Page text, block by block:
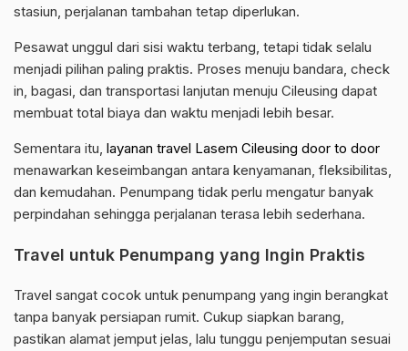
stasiun, perjalanan tambahan tetap diperlukan.
Pesawat unggul dari sisi waktu terbang, tetapi tidak selalu
menjadi pilihan paling praktis. Proses menuju bandara, check
in, bagasi, dan transportasi lanjutan menuju Cileusing dapat
membuat total biaya dan waktu menjadi lebih besar.
Sementara itu, layanan travel Lasem Cileusing door to door
menawarkan keseimbangan antara kenyamanan, fleksibilitas,
dan kemudahan. Penumpang tidak perlu mengatur banyak
perpindahan sehingga perjalanan terasa lebih sederhana.
Travel untuk Penumpang yang Ingin Praktis
Travel sangat cocok untuk penumpang yang ingin berangkat
tanpa banyak persiapan rumit. Cukup siapkan barang,
pastikan alamat jemput jelas, lalu tunggu penjemputan sesuai